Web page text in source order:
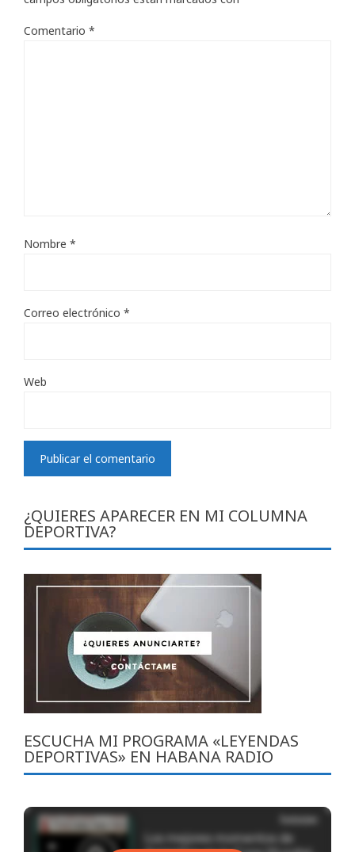
Comentario *
Nombre *
Correo electrónico *
Web
¿QUIERES APARECER EN MI COLUMNA
DEPORTIVA?
ESCUCHA MI PROGRAMA «LEYENDAS
DEPORTIVAS» EN HABANA RADIO